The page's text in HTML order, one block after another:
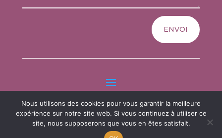
ENVOI
Copyright © 2026 L'atelier d'albarine tous droits réservés
Nous utilisons des cookies pour vous garantir la meilleure
expérience sur notre site web. Si vous continuez à utiliser ce
site, nous supposerons que vous en êtes satisfait.